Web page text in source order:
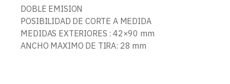
DOBLE EMISION
POSIBILIDAD DE CORTE A MEDIDA
MEDIDAS EXTERIORES : 42×90 mm
ANCHO MAXIMO DE TIRA: 28 mm